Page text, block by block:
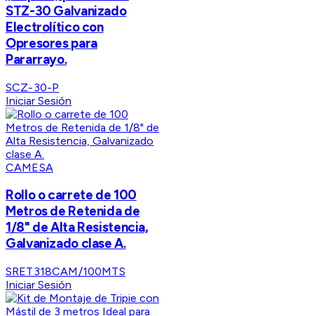
STZ-30 Galvanizado
Electrolítico con
Opresores para
Pararrayo.
SCZ-30-P
Iniciar Sesión
CAMESA
Rollo o carrete de 100
Metros de Retenida de
1/8" de Alta Resistencia,
Galvanizado clase A.
SRET318CAM/100MTS
Iniciar Sesión